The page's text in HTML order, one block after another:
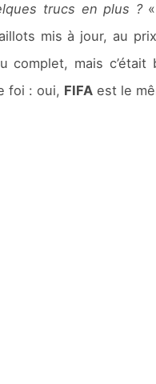
trucs en plus ?«
mis à jour, au
complet, mais
foi : oui, FIFAest le